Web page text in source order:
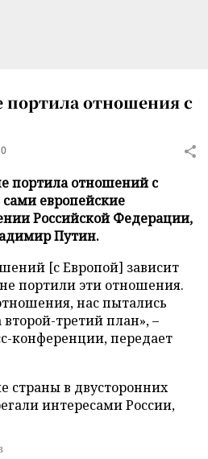
портила отношения с
0
портила отношений с
европейские
Российской Федерации,
Путин.
[с Европой] зависит
портили эти отношения.
нас пытались
третий план», –
конференции, передает
страны в двусторонних
интересами России,